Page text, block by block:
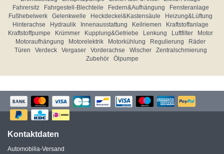
Fahrersitz
Fahrgestell-Blechteile Federn&Aufhängung
Fensteranlage
Fußhebelwerk
Gelenkwelle Heckdeckel&Kastensäule
Heizung&Lüftung
Hinterachse
Hydraulik Innenausstattung Keilriemen
Kraftstoffanlage
Kraftstoffpumpe
Krümmer Kupplung&Getriebe Lenkung Luftfilter
Motor
Motoraufhängung
Motorelektrik Motorkühlung Regulierung
Räder
Türen
Verdeck Vergaser Vorderachse Wischer
Zentralschmierung
Zubehör
Ölpumpe
Kontaktdaten
Automobilia-Versand